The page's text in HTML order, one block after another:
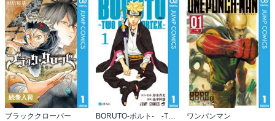
続巻入荷
ブラッククローバー
ワンパンマン